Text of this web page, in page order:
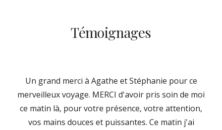
Témoignages
Un grand merci à Agathe et Stéphanie pour ce
merveilleux voyage. MERCI d'avoir pris soin de moi
ce matin là, pour votre présence, votre attention,
vos mains douces et puissantes. Ce matin j'ai